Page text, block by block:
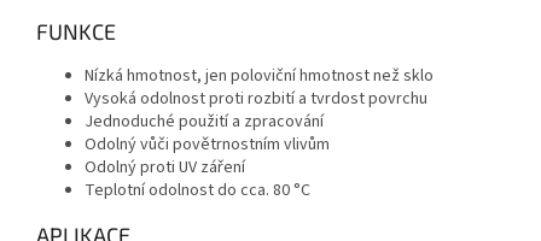
FUNKCE
Nízká hmotnost, jen poloviční hmotnost než sklo
Vysoká odolnost proti rozbití a tvrdost povrchu
Jednoduché použití a zpracování
Odolný vůči povětrnostním vlivům
Odolný proti UV záření
Teplotní odolnost do cca. 80 °C
APLIKACE